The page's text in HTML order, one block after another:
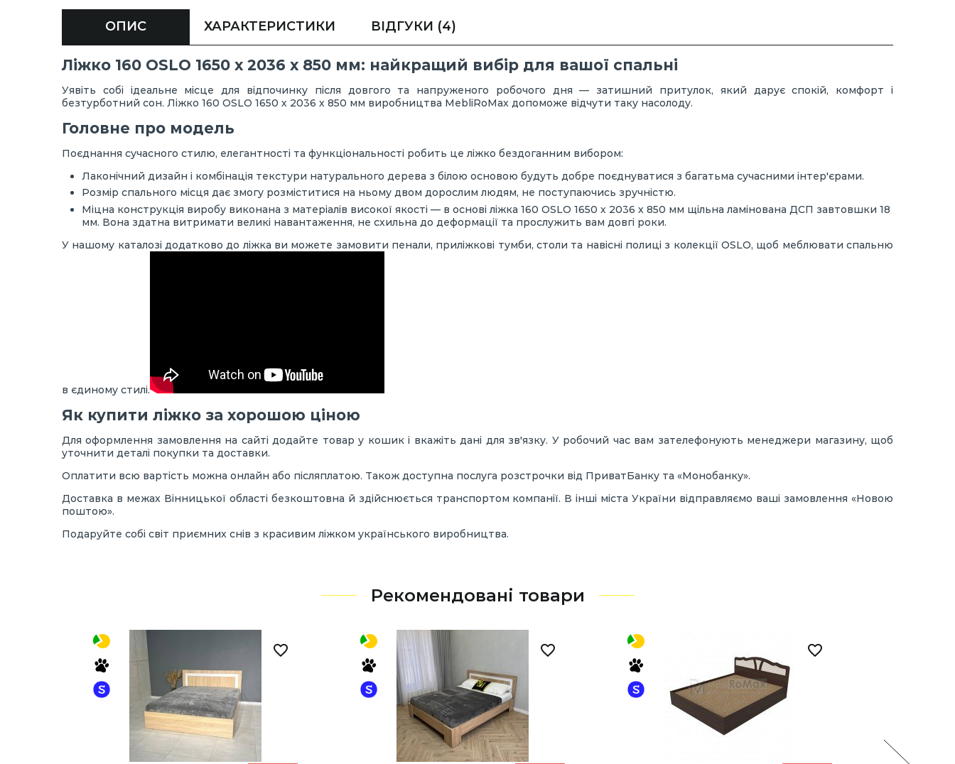
ОПИС ХАРАКТЕРИСТИКИ ВІДГУКИ (4)
Ліжко 160 OSLO 1650 х 2036 х 850 мм: найкращий вибір для вашої спальні
Уявіть собі ідеальне місце для відпочинку після довгого та напруженого робочого дня — затишний притулок, який дарує спокій, комфорт і
безтурботний сон. Ліжко 160 OSLO 1650 х 2036 х 850 мм виробництва MebliRoMax допоможе відчути таку насолоду.
Головне про модель
Поєднання сучасного стилю, елегантності та функціональності робить це ліжко бездоганним вибором:
Лаконічний дизайн і комбінація текстури натурального дерева з білою основою будуть добре поєднуватися з багатьма сучасними інтер'єрами.
Розмір спального місця дає змогу розміститися на ньому двом дорослим людям, не поступаючись зручністю.
Міцна конструкція виробу виконана з матеріалів високої якості — в основі ліжка 160 OSLO 1650 х 2036 х 850 мм щільна ламінована ДСП завтовшки 18
мм. Вона здатна витримати великі навантаження, не схильна до деформації та прослужить вам довгі роки.
У нашому каталозі додатково до ліжка ви можете замовити пенали, приліжкові тумби, столи та навісні полиці з колекції OSLO, щоб меблювати спальню
в єдиному стилі.
Як купити ліжко за хорошою ціною
Для оформлення замовлення на сайті додайте товар у кошик і вкажіть дані для зв'язку. У робочий час вам зателефонують менеджери магазину, щоб
уточнити деталі покупки та доставки.
Оплатити всю вартість можна онлайн або післяплатою. Також доступна послуга розстрочки від ПриватБанку та «Монобанку».
Доставка в межах Вінницької області безкоштовна й здійснюється транспортом компанії. В інші міста України відправляємо ваші замовлення «Новою
поштою».
Подаруйте собі світ приємних снів з красивим ліжком українського виробництва.
Рекомендовані товари